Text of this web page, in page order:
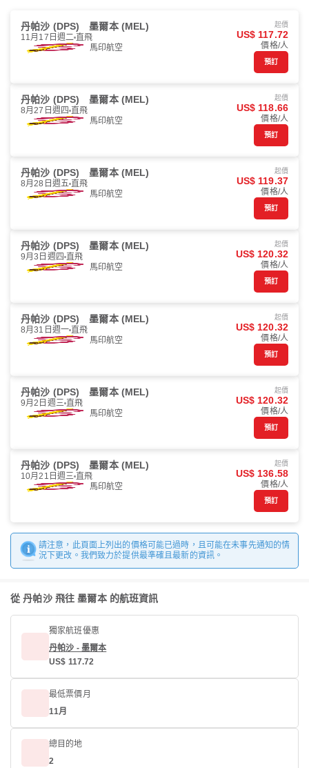
丹帕沙 (DPS) 墨爾本 (MEL)
11月17日週二 直飛
馬印航空
起價
US$ 117.72
價格/人
預訂
丹帕沙 (DPS) 墨爾本 (MEL)
8月27日週四 直飛
馬印航空
起價
US$ 118.66
價格/人
預訂
丹帕沙 (DPS) 墨爾本 (MEL)
8月28日週五 直飛
馬印航空
起價
US$ 119.37
價格/人
預訂
丹帕沙 (DPS) 墨爾本 (MEL)
9月3日週四 直飛
馬印航空
起價
US$ 120.32
價格/人
預訂
丹帕沙 (DPS) 墨爾本 (MEL)
8月31日週一 直飛
馬印航空
起價
US$ 120.32
價格/人
預訂
丹帕沙 (DPS) 墨爾本 (MEL)
9月2日週三 直飛
馬印航空
起價
US$ 120.32
價格/人
預訂
丹帕沙 (DPS) 墨爾本 (MEL)
10月21日週三 直飛
馬印航空
起價
US$ 136.58
價格/人
預訂
請注意，此頁面上列出的價格可能已過時，且可能在未事先通知的情
況下更改。我們致力於提供最準確且最新的資訊。
從 丹帕沙 飛往 墨爾本 的航班資訊
獨家航班優惠
丹帕沙 - 墨爾本
US$ 117.72
最低票價月
11月
總目的地
2